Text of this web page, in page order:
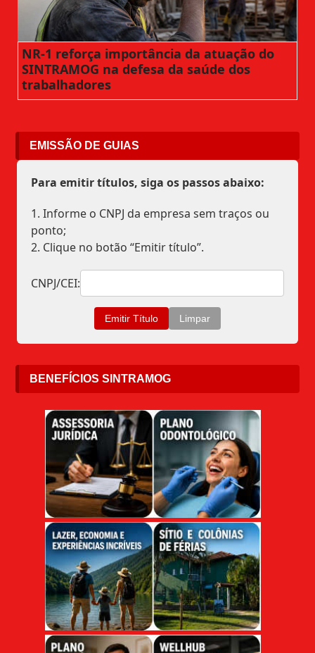
NR-1 reforça importância da atuação do
SINTRAMOG na defesa da saúde dos
trabalhadores
EMISSÃO DE GUIAS
Para emitir títulos, siga os passos abaixo:
1. Informe o CNPJ da empresa sem traços ou
ponto;
2. Clique no botão “Emitir título”.
CNPJ/CEI:
BENEFÍCIOS SINTRAMOG